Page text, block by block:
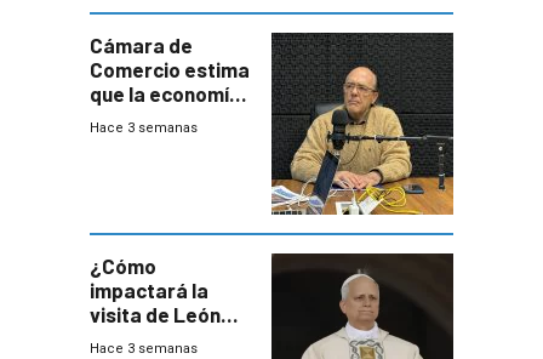
Cámara de
Comercio estima
que la economía
crecerá 1,6%
Hace 3 semanas
¿Cómo
impactará la
visita de León
XIV a Uruguay?
Hace 3 semanas